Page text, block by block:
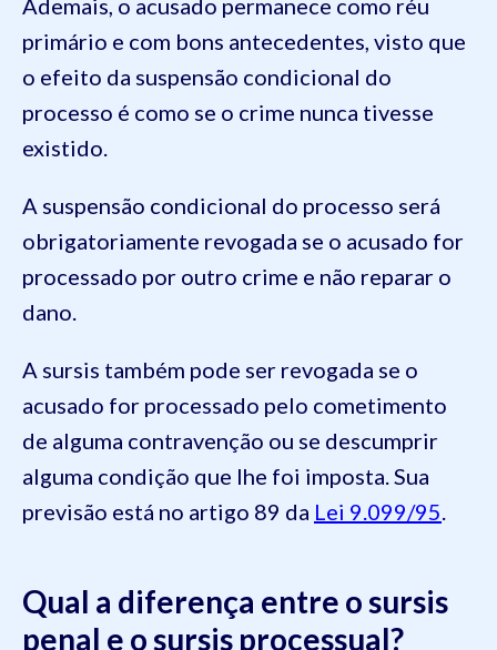
Ademais, o acusado permanece como réu
primário e com bons antecedentes, visto que
o efeito da suspensão condicional do
processo é como se o crime nunca tivesse
existido.
A suspensão condicional do processo será
obrigatoriamente revogada se o acusado for
processado por outro crime e não reparar o
dano.
A sursis também pode ser revogada se o
acusado for processado pelo cometimento
de alguma contravenção ou se descumprir
alguma condição que lhe foi imposta. Sua
previsão está no artigo 89 da Lei 9.099/95.
Qual a diferença entre o sursis
penal e o sursis processual?